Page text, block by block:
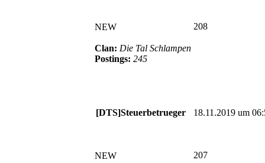
NEW
Clan: Die Tal Schlampen
Postings: 245
208
[DTS]Steuerbetrueger 18.11.2019 um
NEW 207